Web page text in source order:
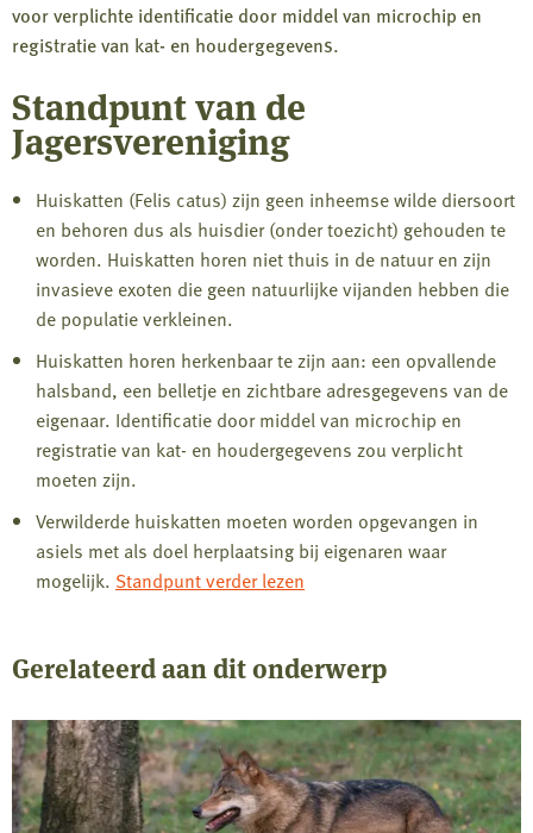
voor verplichte identificatie door middel van microchip en
registratie van kat- en houdergegevens.
Standpunt van de
Jagersvereniging
Huiskatten (Felis catus) zijn geen inheemse wilde diersoort
en behoren dus als huisdier (onder toezicht) gehouden te
worden. Huiskatten horen niet thuis in de natuur en zijn
invasieve exoten die geen natuurlijke vijanden hebben die
de populatie verkleinen.
Huiskatten horen herkenbaar te zijn aan: een opvallende
halsband, een belletje en zichtbare adresgegevens van de
eigenaar. Identificatie door middel van microchip en
registratie van kat- en houdergegevens zou verplicht
moeten zijn.
Verwilderde huiskatten moeten worden opgevangen in
asiels met als doel herplaatsing bij eigenaren waar
mogelijk. Standpunt verder lezen
Gerelateerd aan dit onderwerp